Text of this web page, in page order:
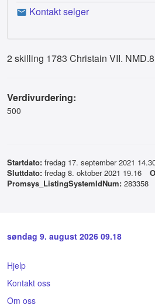
Kontakt selger
2 skilling 1783 Christain VII.
Verdivurdering:
500
Startdato: fredag 17. september 2021
Sluttdato: fredag 8. oktober 2021 19.16
Promsys_ListingSystemIdNum: 283358
søndag 9. august 2026 09.18
Hjelp
Kontakt oss
Om oss